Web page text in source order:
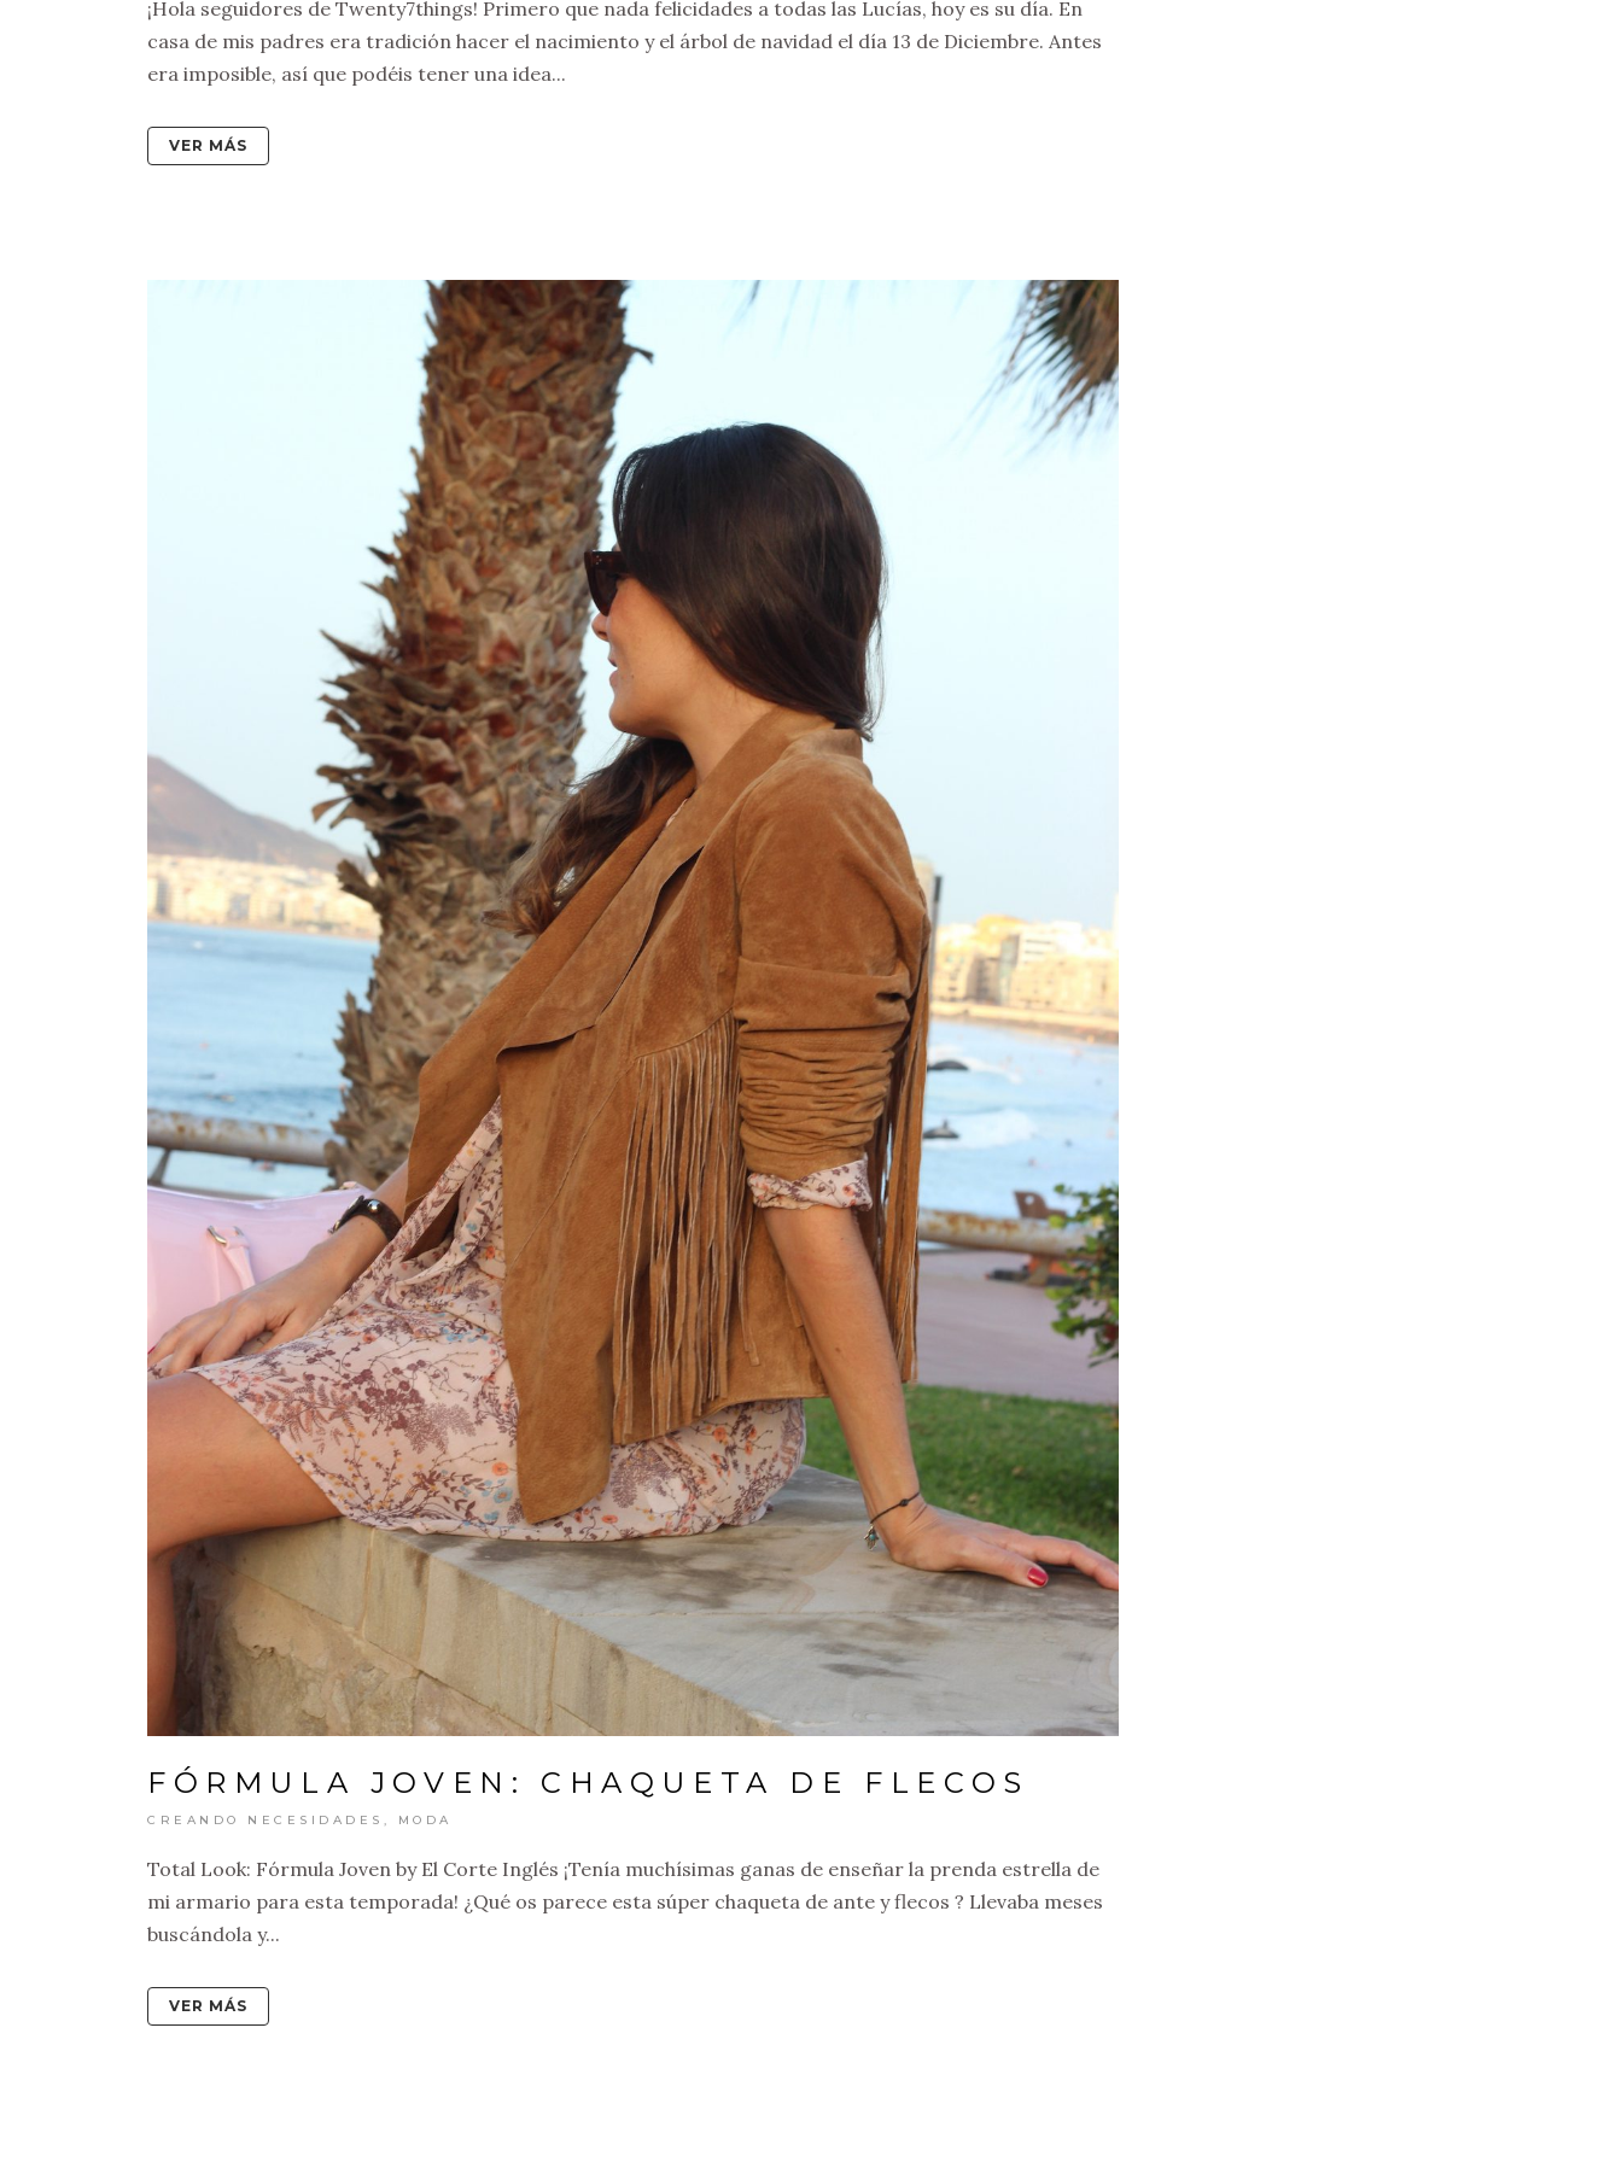
¡Hola seguidores de Twenty7things! Primero que nada felicidades a todas las Lucías, hoy es su día. En
casa de mis padres era tradición hacer el nacimiento y el árbol de navidad el día 13 de Diciembre. Antes
era imposible, así que podéis tener una idea...
VER MÁS
FÓRMULA JOVEN: CHAQUETA DE FLECOS
CREANDO NECESIDADES , MODA
Total Look: Fórmula Joven by El Corte Inglés ¡Tenía muchísimas ganas de enseñar la prenda estrella de
mi armario para esta temporada! ¿Qué os parece esta súper chaqueta de ante y flecos ? Llevaba meses
buscándola y...
VER MÁS